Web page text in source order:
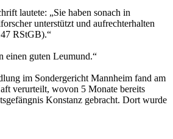
lautete: „Sie haben sonach in
unterstützt und aufrechterhalten
RStGB).“
einen guten Leumund.“
im Sondergericht Mannheim fand am
verurteilt, wovon 5 Monate bereits
Konstanz gebracht. Dort wurde